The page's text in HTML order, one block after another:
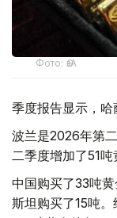
Фото: ӨзА
季度报告显示，哈
波兰是2026年第
二季度增加了51吨
中国购买了33吨
斯坦购买了15吨